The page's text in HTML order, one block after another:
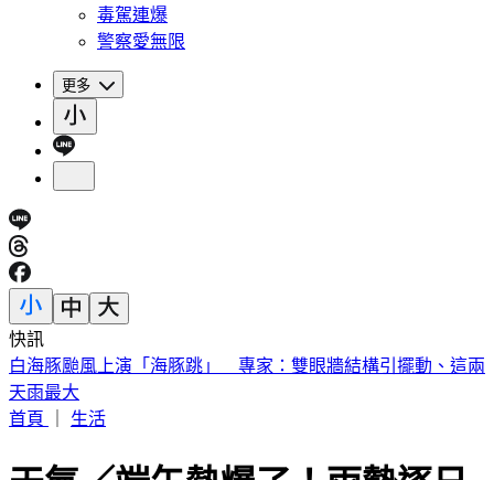
毒駕連爆
警察愛無限
更多
快訊
《半澤直樹》男星及川光博驚喜宣布再婚！妻子懷孕升格當爸
首頁｜ 生活
天氣／端午熱爆了！雨勢逐日